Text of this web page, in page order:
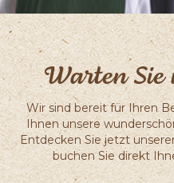
Warten Sie
Wir sind bereit für Ihren
Ihnen unsere
Entdecken Sie jetzt
buchen Sie direkt